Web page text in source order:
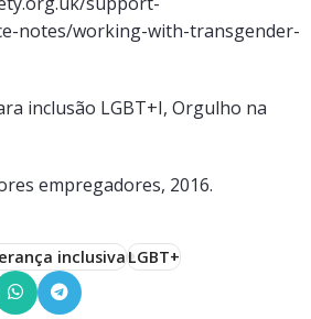
notes/working-with-transgender-
inclusão LGBT+I, Orgulho na
empregadores, 2016.
inclusivaLGBT+